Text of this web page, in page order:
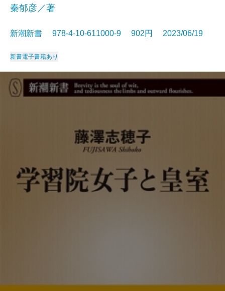
秦郁彦／著
新潮新書 978-4-10-611000-9 902円 2023/06/19
新書電子書籍あり